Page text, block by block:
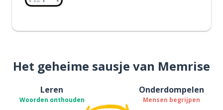
Het geheime sausje van Memrise
Leren
Woorden onthouden
Onderdompelen
Mensen begrijpen